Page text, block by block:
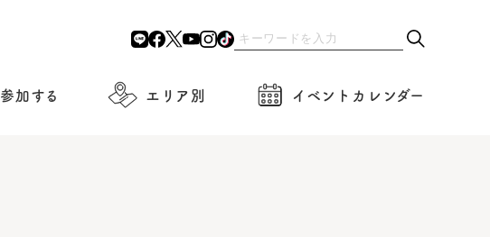
参加する エリア別 イベントカレンダー